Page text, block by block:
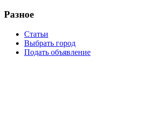
Разное
Статьи
Выбрать город
Подать объявление